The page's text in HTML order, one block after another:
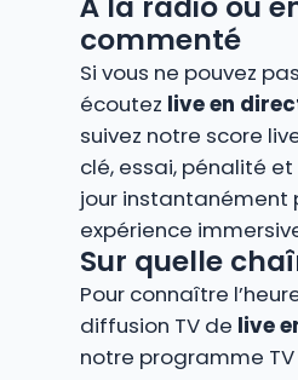
commenté
Si vous ne pouvez
écoutez live en
suivez notre score
clé, essai, pénalité
jour instantanément
expérience
Sur quelle
Pour connaître
diffusion TV de live
notre programme